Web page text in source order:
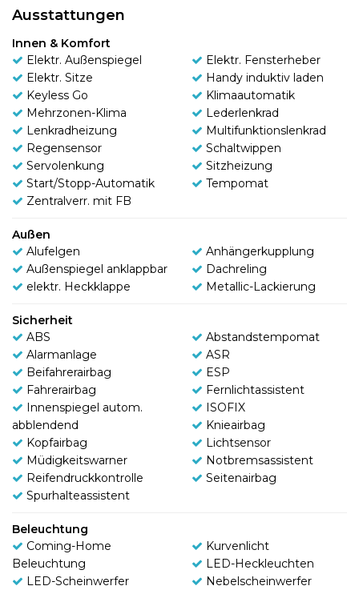
Ausstattungen
Innen & Komfort
Elektr. Außenspiegel
Elektr. Fensterheber
Elektr. Sitze
Handy induktiv laden
Keyless Go
Klimaautomatik
Mehrzonen-Klima
Lederlenkrad
Lenkradheizung
Multifunktionslenkrad
Regensensor
Schaltwippen
Servolenkung
Sitzheizung
Start/Stopp-Automatik
Tempomat
Zentralverr. mit FB
Außen
Alufelgen
Anhängerkupplung
Außenspiegel anklappbar
Dachreling
elektr. Heckklappe
Metallic-Lackierung
Sicherheit
ABS
Abstandstempomat
Alarmanlage
ASR
Beifahrerairbag
ESP
Fahrerairbag
Fernlichtassistent
Innenspiegel autom.
abblendend
ISOFIX
Knieairbag
Kopfairbag
Lichtsensor
Müdigkeitswarner
Notbremsassistent
Reifendruckkontrolle
Seitenairbag
Spurhalteassistent
Beleuchtung
Coming-Home
Beleuchtung
Kurvenlicht
LED-Heckleuchten
LED-Scheinwerfer
Nebelscheinwerfer